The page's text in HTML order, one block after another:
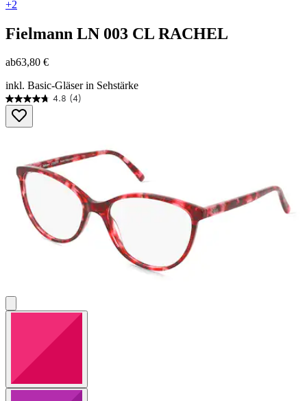
+2
Fielmann LN 003 CL RACHEL
ab63,80 €
inkl. Basic-Gläser in Sehstärke
4.8 (4)
4.8
von
5
Bewertungen